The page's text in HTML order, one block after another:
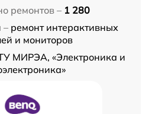
ремонтов – 1 280
– ремонт интерактивных
и мониторов
МИРЭА, «Электроника и